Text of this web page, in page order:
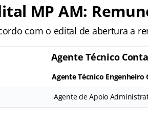
MP AM:
com o edital de abertura a
Agente Técnico
Agente Técnico Engenheiro
Agente de Apoio